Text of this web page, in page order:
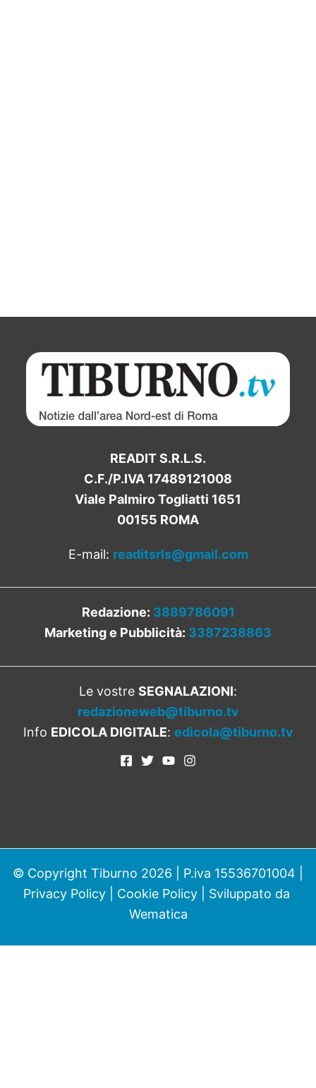
READIT S.R.L.S.
C.F./P.IVA 17489121008
Viale Palmiro Togliatti 1651
00155 ROMA
E-mail: readitsrls@gmail.com
Redazione: 3889786091
Marketing e Pubblicità: 3387238863
Le vostre SEGNALAZIONI:
redazioneweb@tiburno.tv
Info EDICOLA DIGITALE: edicola@tiburno.tv
© Copyright Tiburno 2026 | P.iva 15536701004 |
Privacy Policy| Cookie Policy| Sviluppato da
Wematica